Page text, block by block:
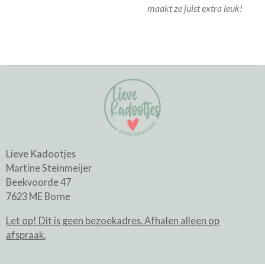
maakt ze juist extra leuk!
Lieve Kadootjes
Martine Steinmeijer
Beekvoorde 47
7623 ME Borne
Let op! Dit is geen bezoekadres. Afhalen alleen op
afspraak.